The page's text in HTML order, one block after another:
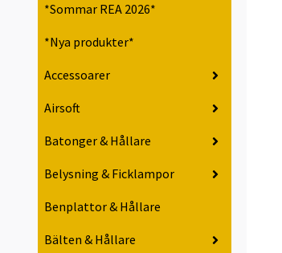
*Sommar REA 2026*
*Nya produkter*
Accessoarer
Airsoft
Batonger & Hållare
Belysning & Ficklampor
Benplattor & Hållare
Bälten & Hållare